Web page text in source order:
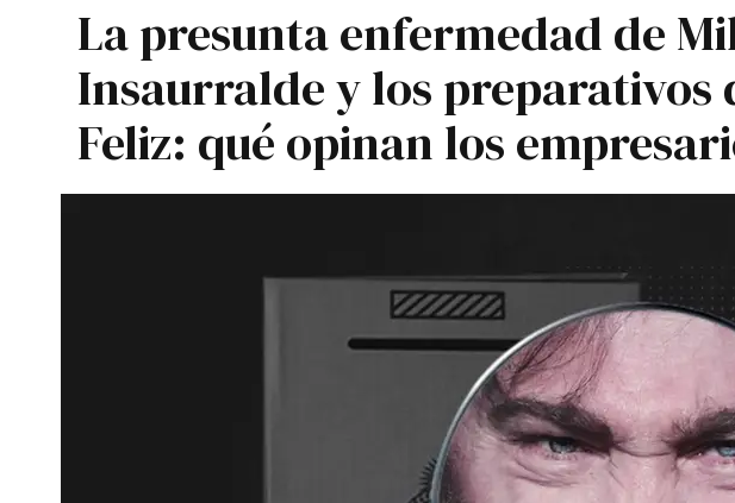
La presunta enfermedad de
Insaurralde y los preparativos
Feliz: qué opinan los